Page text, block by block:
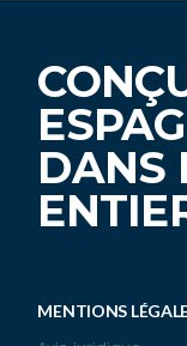
DANS
MENTIONS